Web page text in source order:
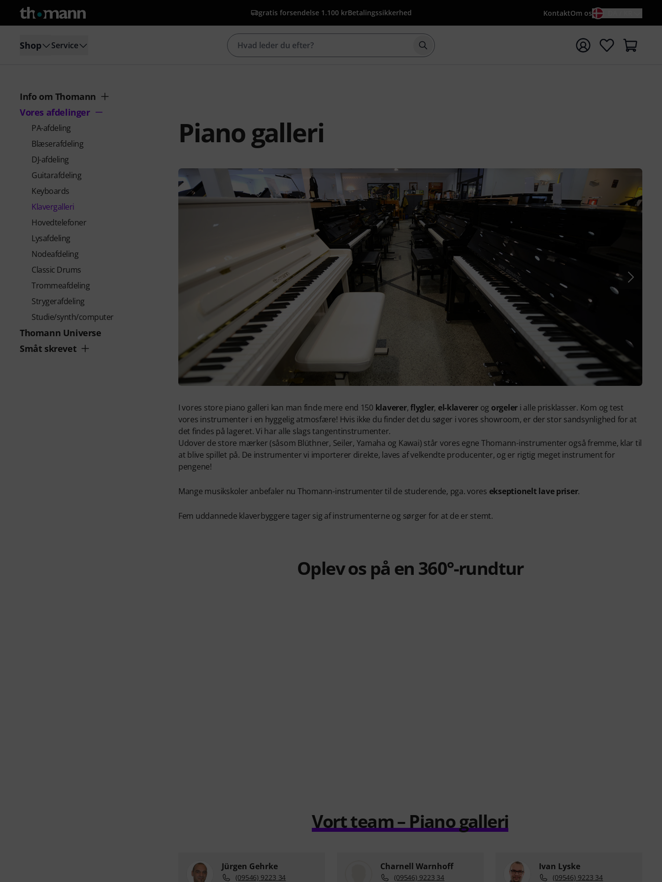
gratis forsendelse 1.100 krBetalingssikkerhed KontaktOm os
Shop Service Start søgning med søgeord {searchTerm}
Info om Thomann
Vores afdelinger
PA-afdeling
Blæserafdeling
DJ-afdeling
Guitarafdeling
Keyboards
Klavergalleri
Hovedtelefoner
Lysafdeling
Nodeafdeling
Classic Drums
Trommeafdeling
Strygerafdeling
Studie/synth/computer
Thomann Universe
Småt skrevet
Piano galleri
I vores store piano galleri kan man finde mere end 150 klaverer,flygler, el-klavererog orgeler i alle prisklasser. Kom og test
vores instrumenter i en hyggelig atmosfære! Hvis ikke du finder det du søger i vores showroom, er der stor sandsynlighed for at
det findes på lageret. Vi har alle slags tangentinstrumenter.
Udover de store mærker (såsom Blüthner, Seiler, Yamaha og Kawai) står vores egne Thomann-instrumenter også fremme, klar til
at blive spillet på. De instrumenter vi importerer direkte, laves af velkendte producenter, og er rigtig meget instrument for
pengene!
Mange musikskoler anbefaler nu Thomann-instrumenter til de studerende, pga. vores ekseptionelt lave priser.
Fem uddannede klaverbyggere tager sig af instrumenterne og sørger for at de er stemt.
Oplev os på en 360°-rundtur
Vort team – Piano galleri
Jürgen Gehrke
(09546) 9223 34
Charnell Warnhoff
(09546) 9223 34
Ivan Lyske
(09546) 9223 34